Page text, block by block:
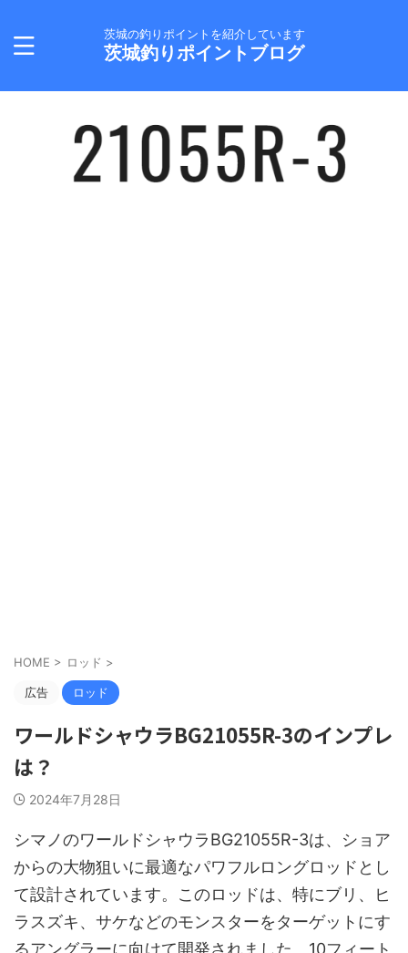
茨城の釣りポイントを紹介しています
茨城釣りポイントブログ
HOME > ロッド >
広告 ロッド
ワールドシャウラBG21055R-3のインプレ
は？
2024年7月28日
シマノのワールドシャウラBG21055R-3は、ショア
からの大物狙いに最適なパワフルロングロッドとし
て設計されています。このロッドは、特にブリ、ヒ
ラスズキ、サケなどのモンスターをターゲットにす
るアングラーに向けて開発されました。10フィート